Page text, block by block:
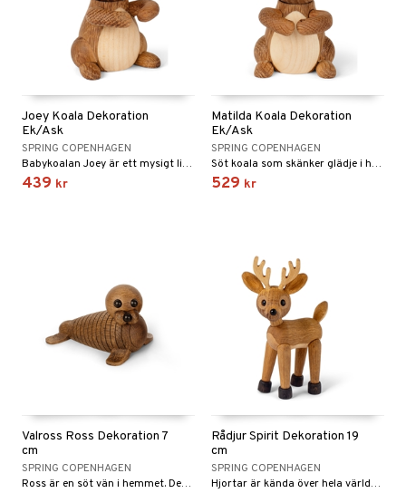
Joey Koala Dekoration
Ek/Ask
SPRING COPENHAGEN
Babykoalan Joey är ett mysigt litet tillskott till din övriga inredning.
439 kr
Matilda Koala Dekoration
Ek/Ask
SPRING COPENHAGEN
Söt koala som skänker glädje i hemmet, både till vardag och fest.
529 kr
Valross Ross Dekoration 7
cm
SPRING COPENHAGEN
Ross är en söt vän i hemmet. Den lilla valrossen ser nästan precis ut som sin pappa Wally.
Rådjur Spirit Dekoration 19
cm
SPRING COPENHAGEN
Hjortar är kända över hela världen. Deras blyga natur gör det svårt att komma nära de här milda varelserna, men nu har Chresten Sommer designat en figur i trä så att du kommer lite närmare.